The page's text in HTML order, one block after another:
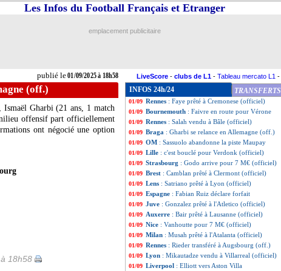
publié le01/09/2025 à 18h58
Les Infos du Football Français et Etranger
emplacement publicitaire
LiveScore - clubs de L1 - Tableau mercato L1 -
(off.)
Ismaël Gharbi(21 ans, 1 match
offensif part officiellement
ont négocié une option
18h58
INFOS 24h/24 TRANSFERTS
01/09 PSG: Soler vendu à la Sociedad (officiel)
01/09 Lens
01/09 Reims: 18 M€ refusés pour Nakamura
01/09 PSG: Kimpembe va aller au Qatar !
01/09 Rennes : Faye prêté à Cremonese (officiel)
01/09 Bournemouth : Faivre en route pour Vérone
01/09 Rennes : Salah vendu à Bâle (officiel)
01/09 Braga : Gharbi se relance en Allemagne (off.)
01/09 OM : Sassuolo abandonne la piste Maupay
01/09 Lille : c'est bouclé pour Verdonk (officiel)
01/09 Strasbourg : Godo arrive pour 7 M€ (officiel)
01/09 Brest : Camblan prêté à Clermont (officiel)
01/09 Lens : Satriano prêté à Lyon (officiel)
01/09 Espagne : Fabian Ruiz déclare forfait
01/09 Juve : Gonzalez prêté à l'Atletico (officiel)
01/09 Auxerre : Bair prêté à Lausanne (officiel)
01/09 Nice : Vanhoutte pour 7 M€ (officiel)
01/09 Milan : Musah prêté à l'Atalanta (officiel)
01/09 Rennes : Rieder transféré à Augsbourg (off.)
01/09 Lyon : Mikautadze vendu à Villarreal (officiel)
01/09 Liverpool : Elliott vers Aston Villa